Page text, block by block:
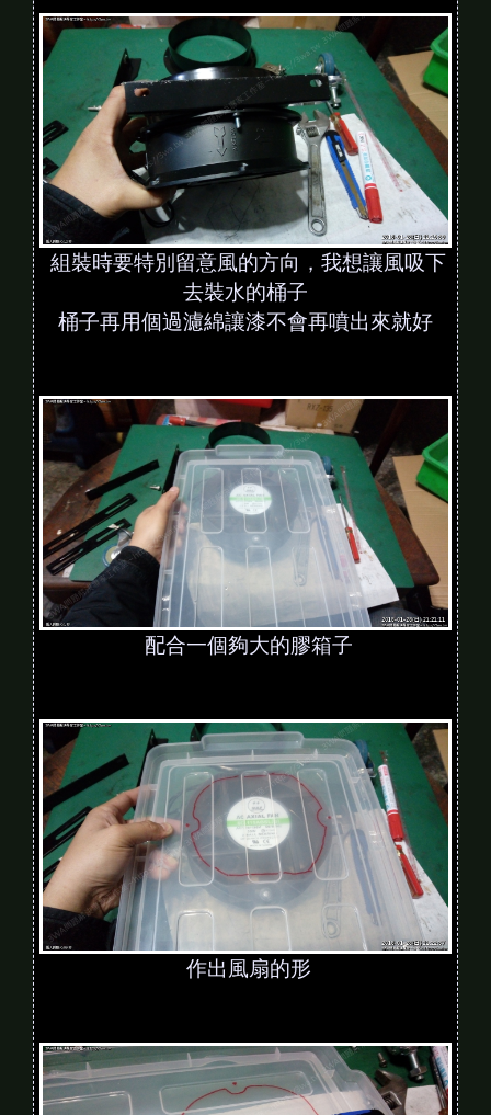
組裝時要特別留意風的方向，我想讓風吸下
去裝水的桶子
桶子再用個過濾綿讓漆不會再噴出來就好
配合一個夠大的膠箱子
作出風扇的形